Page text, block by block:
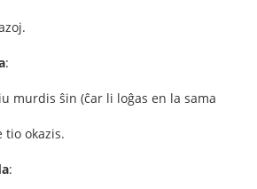
:
murdis ŝin (ĉar li loĝas en la sama
tio okazis.
: